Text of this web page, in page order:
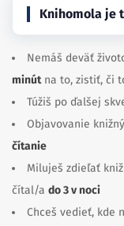
Knihomola je
Nemáš deväť
minútna to, zistiť, či
Túžiš po ďalšej
Objavovanie
čítanie
Miluješ zdieľať
čítal/a do 3 v noci
Chceš vedieť, kde